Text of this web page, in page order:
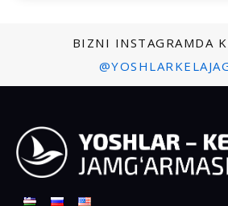
BIZNI INSTAGRAMDA